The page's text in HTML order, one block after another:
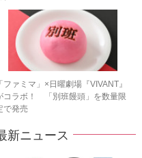
「ファミマ」×日曜劇場『VIVANT』
コラボ！ 「別班饅頭」を数量限
で発売
新ニュース